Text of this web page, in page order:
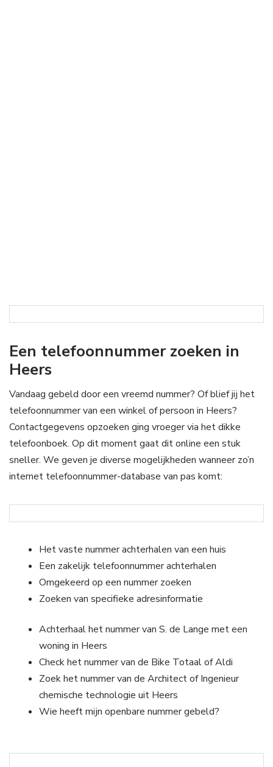
Een telefoonnummer zoeken in
Heers
Vandaag gebeld door een vreemd nummer? Of blief jij het
telefoonnummer van een winkel of persoon in Heers?
Contactgegevens opzoeken ging vroeger via het dikke
telefoonboek. Op dit moment gaat dit online een stuk
sneller. We geven je diverse mogelijkheden wanneer zo’n
internet telefoonnummer-database van pas komt:
Het vaste nummer achterhalen van een huis
Een zakelijk telefoonnummer achterhalen
Omgekeerd op een nummer zoeken
Zoeken van specifieke adresinformatie
Achterhaal het nummer van S. de Lange met een
woning in Heers
Check het nummer van de Bike Totaal of Aldi
Zoek het nummer van de Architect of Ingenieur
chemische technologie uit Heers
Wie heeft mijn openbare nummer gebeld?